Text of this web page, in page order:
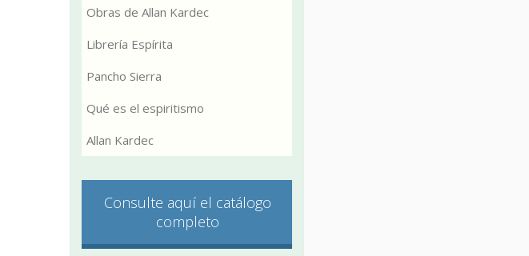
Obras de Allan Kardec
Librería Espírita
Pancho Sierra
Qué es el espiritismo
Allan Kardec
Consulte aquí el catálogo
completo